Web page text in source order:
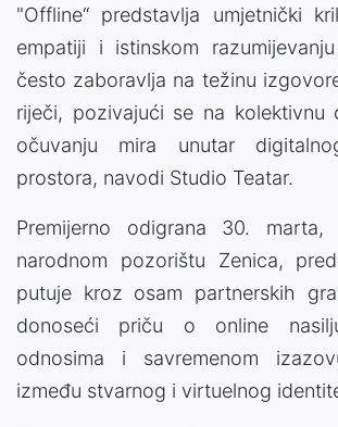
"Offline“ predstavlja umjetnički
empatiji i istinskom
često zaboravlja na težinu
riječi, pozivajući se na kolektivnu
očuvanju mira unutar
prostora, navodi Studio Teatar.
Premijerno odigrana 30. marta,
narodnom pozorištu Zenica,
putuje kroz osam partnerskih
donoseći priču o online
odnosima i savremenom
između stvarnog i virtuelnog